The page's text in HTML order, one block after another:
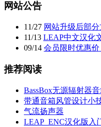
网站公告
11/27 网站升级后部
11/13 LEAP中文汉化
09/14 会员限时优惠价
推荐阅读
BassBox无源辐射器
带通音箱风管设计小
气流扬声器
LEAP_ENC汉化版入